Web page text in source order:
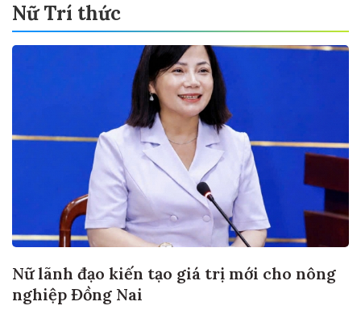
Nữ Trí thức
Nữ lãnh đạo kiến tạo giá trị mới cho nông
nghiệp Đồng Nai